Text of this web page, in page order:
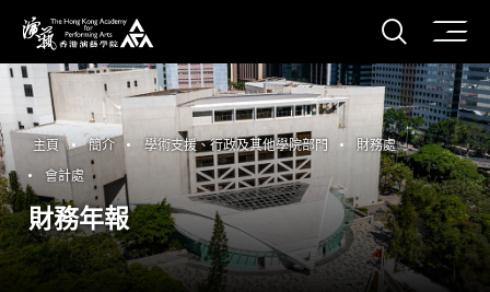
香港演藝學院
打開
主頁 簡介 學術支援、行政及其他學院部門
財務處
會計處
財務年報